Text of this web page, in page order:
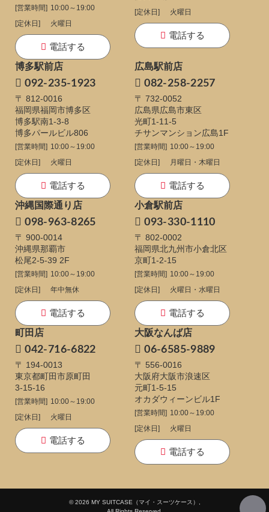
[営業時間] 10:00～19:00
[定休日]
火曜日
電話する
[定休日]
火曜日
電話する
博多駅前店
092-235-1923
〒 812-0016
福岡県福岡市博多区
博多駅南1-3-8
博多パールビル806
[営業時間] 10:00～19:00
[定休日]
火曜日
電話する
広島駅前店
082-258-2257
〒 732-0052
広島県広島市東区
光町1-11-5
チサンマンション広島1F
[営業時間] 10:00～19:00
[定休日]
月曜日・木曜日
電話する
沖縄国際通り店
098-963-8265
〒 900-0014
沖縄県那覇市
松尾2-5-39 2F
[営業時間] 10:00～19:00
[定休日]
年中無休
電話する
小倉駅前店
093-330-1110
〒 802-0002
福岡県北九州市小倉北区
京町1-2-15
[営業時間] 10:00～19:00
[定休日]
火曜日・水曜日
電話する
町田店
042-716-6822
〒 194-0013
東京都町田市原町田
3-15-16
[営業時間] 10:00～19:00
[定休日]
火曜日
電話する
大阪なんば店
06-6585-9889
〒 556-0016
大阪府大阪市浪速区
元町1-5-15
オカダウィーンビル1F
[営業時間] 10:00～19:00
[定休日]
火曜日
電話する
© 2026 MY SUITCASE（マイ・スーツケース）,